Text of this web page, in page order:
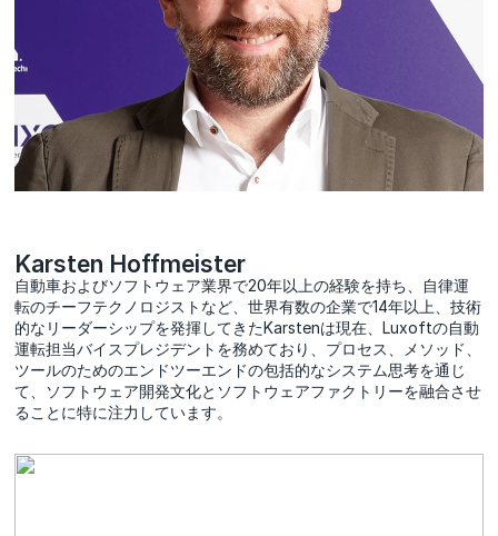
Karsten Hoffmeister
自動車およびソフトウェア業界で20年以上の経験を持ち、自律運
転のチーフテクノロジストなど、世界有数の企業で14年以上、技術
的なリーダーシップを発揮してきたKarstenは現在、Luxoftの自動
運転担当バイスプレジデントを務めており、プロセス、メソッド、
ツールのためのエンドツーエンドの包括的なシステム思考を通じ
て、ソフトウェア開発文化とソフトウェアファクトリーを融合させ
ることに特に注力しています。